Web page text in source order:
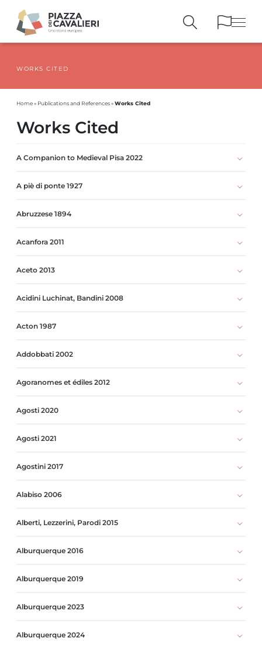
PUBLICATIONSAND REFERENCES
WORKS CITED
Home» Publications and References»Works Cited
Works Cited
A Companion to Medieval Pisa 2022
A piè di ponte 1927
Abruzzese 1894
Acanfora 2011
Aceto 2013
Acidini Luchinat, Bandini 2008
Acton 1987
Addobbati 2002
Agoranomes et édiles 2012
Agosti 2020
Agosti 2021
Agostini 2017
Alabiso 2006
Alberti, Lezzerini, Parodi 2015
Alburquerque 2016
Alburquerque 2019
Alburquerque 2023
Alburquerque 2024